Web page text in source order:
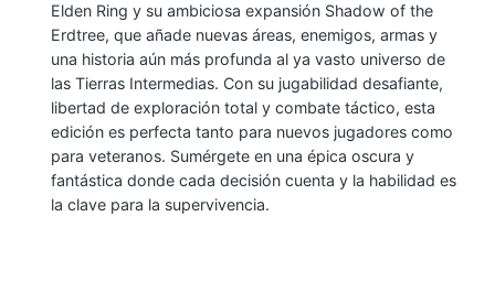
Elden Ring y su ambiciosa expansión Shadow of the
Erdtree, que añade nuevas áreas, enemigos, armas y
una historia aún más profunda al ya vasto universo de
las Tierras Intermedias. Con su jugabilidad desafiante,
libertad de exploración total y combate táctico, esta
edición es perfecta tanto para nuevos jugadores como
para veteranos. Sumérgete en una épica oscura y
fantástica donde cada decisión cuenta y la habilidad es
la clave para la supervivencia.